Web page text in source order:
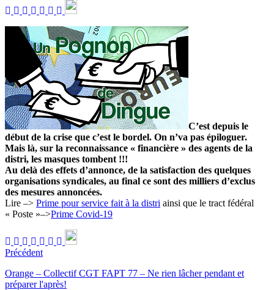
grandement
insuffisantes!
C’est depuis le
début de la crise que c’est le bordel. On n’va pas épiloguer.
Mais là, sur la reconnaissance « financière » des agents de la
distri, les masques tombent !!!
Au delà des effets d’annonce, de la satisfaction des quelques
organisations syndicales, au final ce sont des milliers d’exclus
des mesures annoncées.
Lire –> Prime pour service fait à la distri ainsi que le tract fédéral
« Poste »–>Prime Covid-19
Précédent
Orange – Collectif CGT FAPT 77 – Ne rien lâcher pendant et
préparer l'après!